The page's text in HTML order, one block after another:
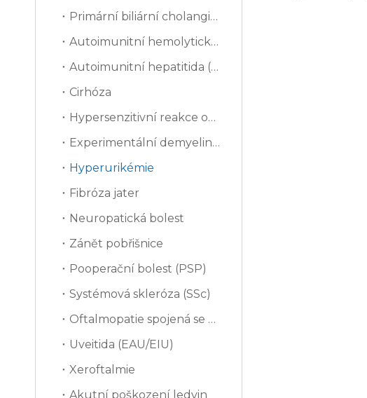
Primární biliární cholangitida (PBC)
Autoimunitní hemolytická anémie (AIHA)
Autoimunitní hepatitida (AIH)
Cirhóza
Hypersenzitivní reakce opožděného typu (DTH)
Experimentální demyelinizace
Hyperurikémie
Fibróza jater
Neuropatická bolest
Zánět pobřišnice
Pooperační bolest (PSP)
Systémová skleróza (SSc)
Oftalmopatie spojená se štítnou žlázou (TAO)
Uveitida (EAU/EIU)
Xeroftalmie
Akutní poškození ledvin